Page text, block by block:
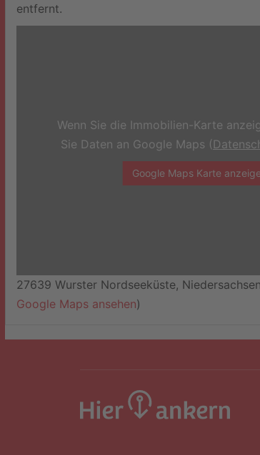
entfernt.
Wenn Sie die Immobilien-Karte
Sie Daten an Google Maps (
Google Maps Karte
27639 Wurster Nordseeküste,
Google Maps ansehen)